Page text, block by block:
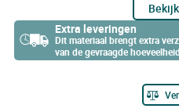
Extra leveringen
Dit materiaal brengt extra
van de gevraagde